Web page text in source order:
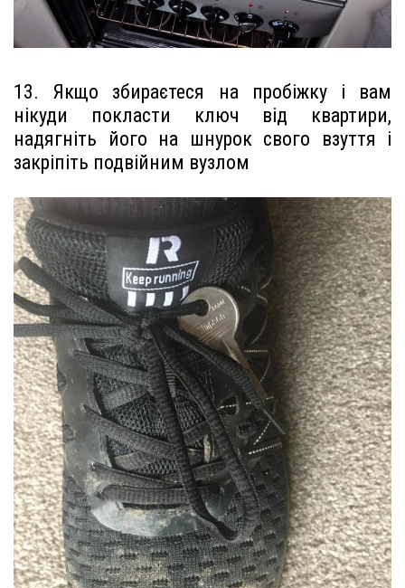
13. Якщо збираєтеся на пробіжку і вам
нікуди покласти ключ від квартири,
надягніть його на шнурок свого взуття і
закріпіть подвійним вузлом